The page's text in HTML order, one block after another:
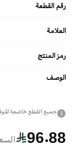
رقم القطعة
العلامة
رمز المنتج
الوصف
i جميع القطع خاضعة
96.88